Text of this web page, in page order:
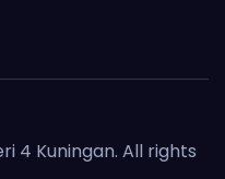
4 Kuningan. All rights